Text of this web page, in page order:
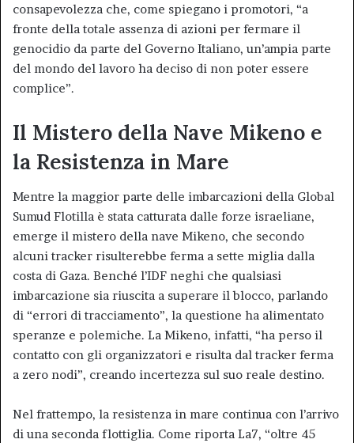
consapevolezza che, come spiegano i promotori, “a
fronte della totale assenza di azioni per fermare il
genocidio da parte del Governo Italiano, un’ampia parte
del mondo del lavoro ha deciso di non poter essere
complice”.
Il Mistero della Nave Mikeno e
la Resistenza in Mare
Mentre la maggior parte delle imbarcazioni della Global
Sumud Flotilla è stata catturata dalle forze israeliane,
emerge il mistero della nave Mikeno, che secondo
alcuni tracker risulterebbe ferma a sette miglia dalla
costa di Gaza. Benché l’IDF neghi che qualsiasi
imbarcazione sia riuscita a superare il blocco, parlando
di “errori di tracciamento”, la questione ha alimentato
speranze e polemiche. La Mikeno, infatti, “ha perso il
contatto con gli organizzatori e risulta dal tracker ferma
a zero nodi”, creando incertezza sul suo reale destino.
Nel frattempo, la resistenza in mare continua con l’arrivo
di una seconda flottiglia. Come riporta La7, “oltre 45